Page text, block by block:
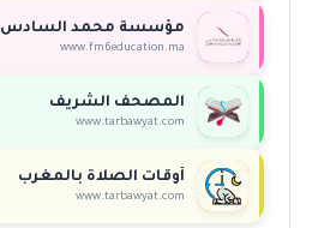
مؤسسة محمد السادس
www.fm6education.ma
المصحف الشريف
www.tarbawyat.com
أوقات الصلاة بالمغرب
www.tarbawyat.com